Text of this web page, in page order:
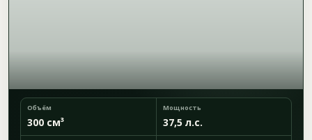
Объём
300 см³
Мощность
37,5 л.с.